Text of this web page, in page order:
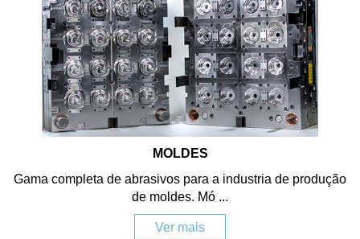
MOLDES
Gama completa de abrasivos para a industria de produção
de moldes. Mó ...
Ver mais